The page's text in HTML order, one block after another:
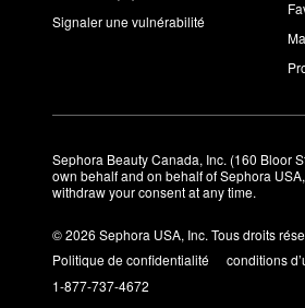
Signaler une vulnérabilité
Sephora Beauty Canada, Inc. (160 Bloor
own behalf and on behalf of Sephora
withdraw your consent at any time.
© 2026 Sephora USA, Inc. Tous droits
Politique de confidentialité
conditions
1-877-737-4672